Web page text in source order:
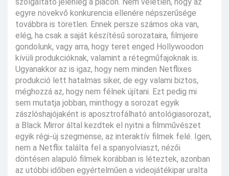
szolgáltató jelenleg a piacon. Nem véletlen, hogy az
egyre növekvő konkurencia ellenére népszerűsége
továbbra is töretlen. Ennek persze számos oka van,
elég, ha csak a saját készítésű sorozataira, filmjeire
gondolunk, vagy arra, hogy teret enged Hollywoodon
kívüli produkcióknak, valamint a rétegműfajoknak is.
Ugyanakkor az is igaz, hogy nem minden Netflixes
produkció lett hatalmas siker, de egy valami biztos,
méghozzá az, hogy nem félnek újítani. Ezt pedig mi
sem mutatja jobban, minthogy a sorozat egyik
zászlóshajójaként is aposztrofálható antológiasorozat,
a Black Mirror által kezdtek el nyitni a filmművészet
egyik régi-új szegmense, az interaktív filmek felé. Igen,
nem a Netflix találta fel a spanyolviaszt, nézői
döntésen alapuló filmek korábban is léteztek, azonban
az utóbbi időben egyértelműen a videojátékipar uralta